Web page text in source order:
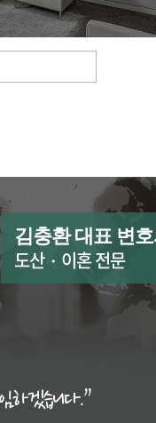
김충환 대표 변
도산・이혼 전문
하겠습니다.”